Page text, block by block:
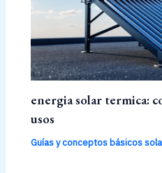
energia solar termica:
usos
Guías y conceptos básicos